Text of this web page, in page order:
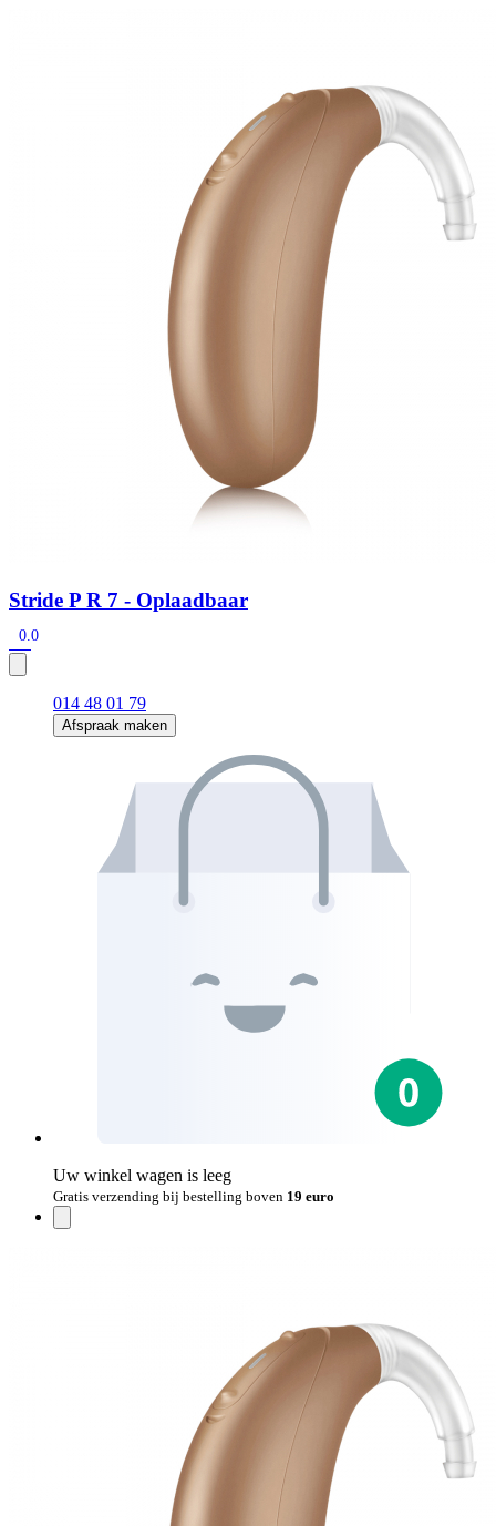
Oticon hoorapparaten
Phonak Infinio
Filters Domes
Oticon Intent 1 - Oplaadbaar
De Oticon Intent is het nieuwste hoorapparaat van dit moment.
Stride P R 7 - Oplaadbaar
0.0
014 48 01 79
Afspraak maken
Uw winkel wagen is leeg
Gratis verzending bij bestelling boven 19 euro